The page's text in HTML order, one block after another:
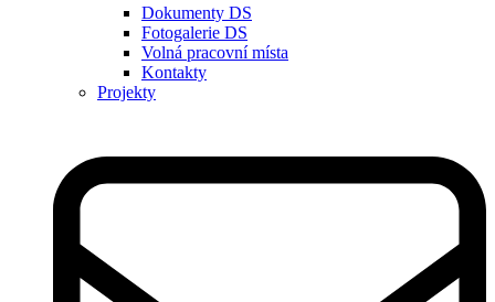
Dokumenty DS
Fotogalerie DS
Volná pracovní místa
Kontakty
Projekty